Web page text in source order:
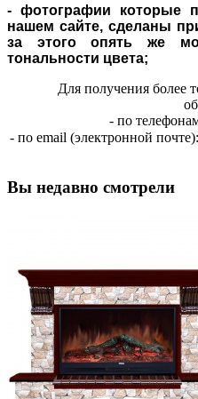
- фотографии которые
нашем сайте, сделаны
за этого опять же
тональности цвета;
Для получения более
- по
- по email (электронной
Вы недавно смотрели